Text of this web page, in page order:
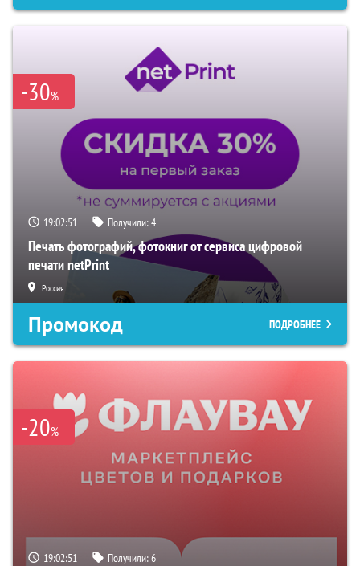
-30%
19:02:50 Получили:4
Печать фотографий, фотокниг от сервиса цифровой
печати netPrint
Россия
Промокод ПОДРОБНЕЕ
-20%
19:02:50 Получили:6